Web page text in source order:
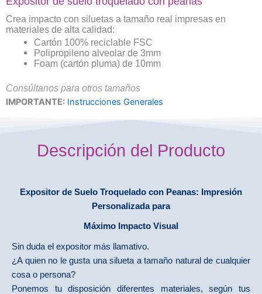
Crea impacto con siluetas a tamaño real impresas en
materiales de alta calidad:
Cartón 100% reciclable FSC
Polipropileno alveolar de 3mm
Foam (cartón pluma) de 10mm
Consúltanos para otros tamaños
IMPORTANTE: Instrucciones Generales
Descripción del Producto
Expositor de Suelo Troquelado con Peanas: Impresión
Personalizada para
Máximo Impacto Visual
Sin duda el expositor más llamativo.
¿A quien no le gusta una silueta a tamaño natural de cualquier
cosa o persona?
Ponemos tu disposición diferentes materiales, según tus